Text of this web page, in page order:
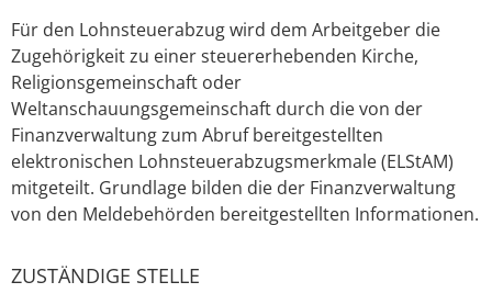
Für den Lohnsteuerabzug wird dem Arbeitgeber die
Zugehörigkeit zu einer steuererhebenden Kirche,
Religionsgemeinschaft oder
Weltanschauungsgemeinschaft durch die von der
Finanzverwaltung zum Abruf bereitgestellten
elektronischen Lohnsteuerabzugsmerkmale (ELStAM)
mitgeteilt. Grundlage bilden die der Finanzverwaltung
von den Meldebehörden bereitgestellten Informationen.
ZUSTÄNDIGE STELLE